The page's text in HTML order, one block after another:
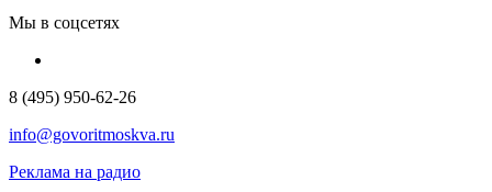
Мы в соцсетях
8 (495) 950-62-26
info@govoritmoskva.ru
Реклама на радио